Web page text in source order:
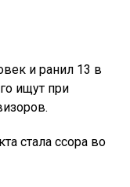
и ранил 13 в
ищут при
стала ссора во